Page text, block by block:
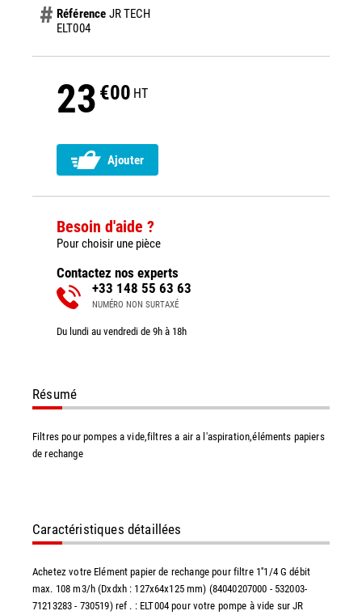
Référence JR TECH
ELT004
23 €00 HT
Ajouter
Besoin d'aide ?
Pour choisir une pièce
Contactez nos experts
+33 148 55 63 63
NUMÉRO NON SURTAXÉ
Du lundi au vendredi de 9h à 18h
Résumé
Filtres pour pompes a vide,filtres a air a l'aspiration,éléments papiers
de rechange
Caractéristiques détaillées
Achetez votre Elément papier de rechange pour filtre 1''1/4 G débit
max. 108 m3/h (Dxdxh : 127x64x125 mm) (84040207000 - 532003-
71213283 - 730519) ref . : ELT004 pour votre pompe à vide sur JR